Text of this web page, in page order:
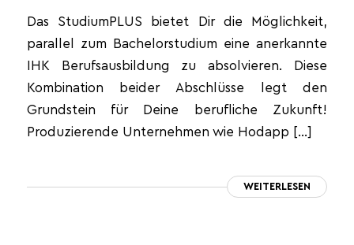
Das StudiumPLUS bietet Dir die Möglichkeit,
parallel zum Bachelorstudium eine anerkannte
IHK Berufsausbildung zu absolvieren. Diese
Kombination beider Abschlüsse legt den
Grundstein für Deine berufliche Zukunft!
Produzierende Unternehmen wie Hodapp […]
WEITERLESEN